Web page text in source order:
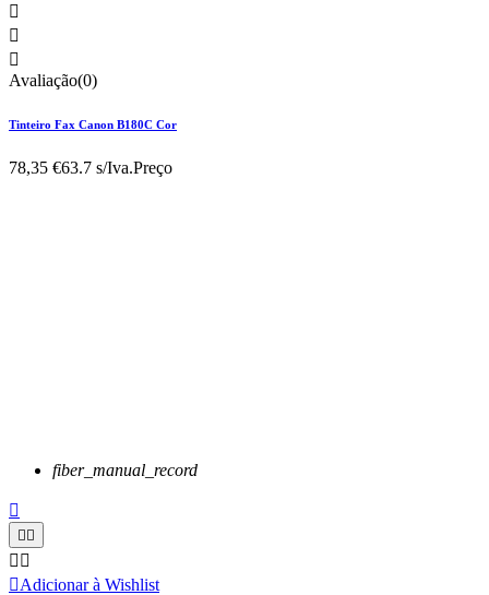



Avaliação(0)
Tinteiro Fax Canon B180C Cor
78,35 €63.7 s/Iva.Preço
fiber_manual_record


 
Adicionar à Wishlist